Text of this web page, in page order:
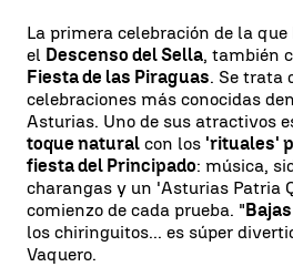
La primera celebración de la
el Descenso del Sella, también
Fiesta de las Piraguas. Se trata
celebraciones más conocidas
Asturias. Uno de sus atractivos
toque natural con los 'rituales'
fiesta del Principado: música,
charangas y un 'Asturias Patria
comienzo de cada prueba. "
los chiringuitos... es súper
Vaquero.